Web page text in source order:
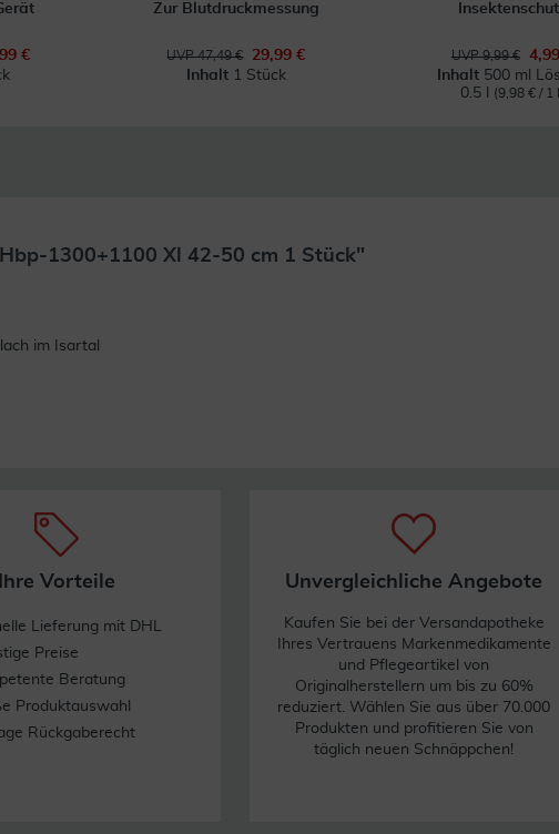
€
Zur Blutdruckmessung
UVP 47,49 €
29,99 €
Inhalt 1 Stück
UVP 9,99 €
Inhalt 500 ml
0.5 l
(9,98 € / 1
1300+1100 Xl 42-50 cm 1 Stück"
Weiterlesen
im Isartal
Ihre Vorteile
Lieferung mit DHL
Preise
Beratung
Produktauswahl
Rückgaberecht
Unvergleichliche Angebote
Kaufen Sie bei der Versandapotheke
Ihres Vertrauens Markenmedikamente
und Pflegeartikel von
Originalherstellern um bis zu 60%
reduziert. Wählen Sie aus über 70.000
Produkten und profitieren Sie von
täglich neuen Schnäppchen!